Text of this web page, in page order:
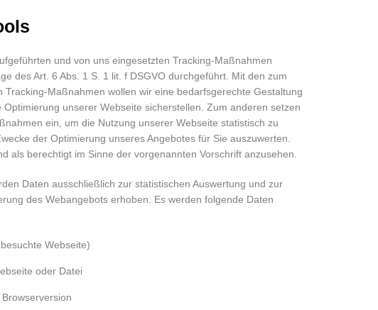
und von uns eingesetzten Tracking-Maßnahmen
des Art. 6 Abs. 1 S. 1 lit. f DSGVO durchgeführt. Mit den zum
Tracking-Maßnahmen wollen wir eine bedarfsgerechte Gestaltung
Optimierung unserer Webseite sicherstellen. Zum anderen setzen
ein, um die Nutzung unserer Webseite statistisch zu
der Optimierung unseres Angebotes für Sie auszuwerten.
als berechtigt im Sinne der vorgenannten Vorschrift anzusehen.
Daten ausschließlich zur statistischen Auswertung und zur
des Webangebots erhoben. Es werden folgende Daten
Webseite)
oder Datei